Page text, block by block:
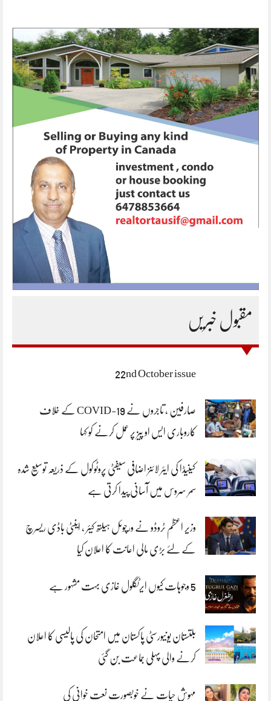
مقبول خبریں
22nd October issue
صارفین ، تاجروں نے COVID-19 کے خلاف
کاروباری ایس او پیز پر عمل کرنے کو کہا
کینیڈا کی ایئر لائنز اضافی سیفٹی پروٹوکول کے ذریعہ توسیع شدہ
سمر سروس میں آسانی پیدا کرتی ہے
وزیر اعظم ٹروڈو نے ورچوئل ہیلتھ کیئر ، اینٹی باڈی ریسرچ
کے لئے بڑی مالی اعانت کا اعلان کیا
5 وجوہات کیوں ایرٹگلول غازی بہت مشہور ہے
بلتستان یونیورسٹی پاکستان میں امتحان کی پالیسی کا اعلان
کرنے والی پہلی جماعت بن گئی
مہوش حیات نے خوبصورت نعت خوانی کی